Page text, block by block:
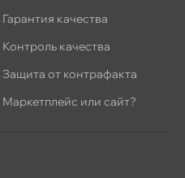
Гарантия качества
Контроль качества
Защита от контрафакта
Маркетплейс или сайт?